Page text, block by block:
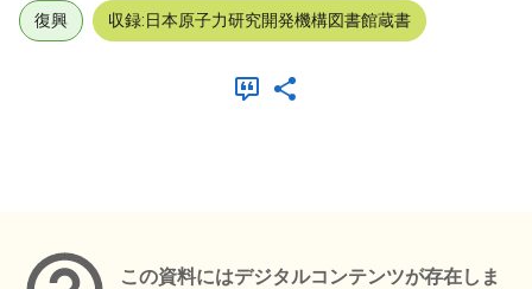
復興 収録:日本原子力研究開発機構図書館蔵書
この資料にはデジタルコンテンツが存在しま